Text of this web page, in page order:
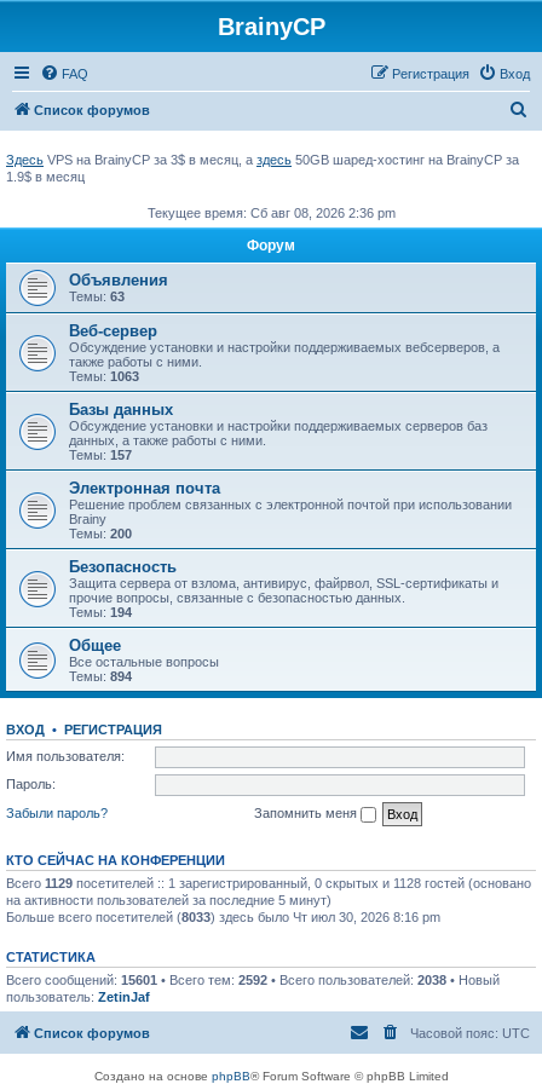
BrainyCP
FAQ Вход
Регистрация
Список форумов
к
Здесь VPS на BrainyCP за 3$ в месяц, а здесь 50GB шаред-хостинг на BrainyCP за
1.9$ в месяц
Текущее время: Сб авг 08, 2026 2:36 pm
Форум
Объявления
Темы: 63
Веб-сервер
Обсуждение установки и настройки поддерживаемых вебсерверов, а
также работы с ними.
Темы: 1063
Базы данных
Обсуждение установки и настройки поддерживаемых серверов баз
данных, а также работы с ними.
Темы: 157
Электронная почта
Решение проблем связанных с электронной почтой при использовании
Brainy
Темы: 200
Безопасность
Защита сервера от взлома, антивирус, файрвол, SSL-сертификаты и
прочие вопросы, связанные с безопасностью данных.
Темы: 194
Общее
Все остальные вопросы
Темы: 894
ВХОД • РЕГИСТРАЦИЯ
Имя пользователя:
Пароль:
Забыли пароль?
Запомнить меня
КТО СЕЙЧАС НА КОНФЕРЕНЦИИ
Всего 1129 посетителей :: 1 зарегистрированный, 0 скрытых и 1128 гостей (основано
на активности пользователей за последние 5 минут)
Больше всего посетителей (8033) здесь было Чт июл 30, 2026 8:16 pm
СТАТИСТИКА
Всего сообщений: 15601 • Всего тем: 2592 • Всего пользователей: 2038 • Новый
пользователь: ZetinJaf
Список форумов Часовой пояс: UTC
Создано на основе phpBB® Forum Software © phpBB Limited